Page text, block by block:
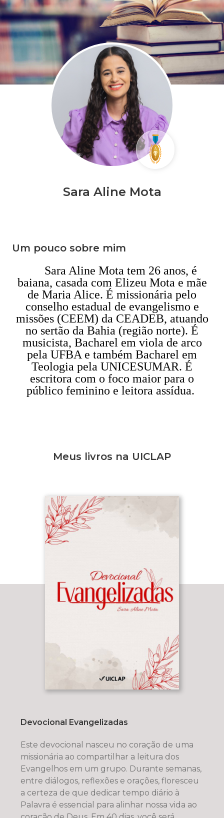
Sara Aline Mota
Um pouco sobre mim
Sara Aline Mota tem 26 anos, é
baiana, casada com Elizeu Mota e mãe
de Maria Alice. É missionária pelo
conselho estadual de evangelismo e
missões (CEEM) da CEADEB, atuando
no sertão da Bahia (região norte). É
musicista, Bacharel em viola de arco
pela UFBA e também Bacharel em
Teologia pela UNICESUMAR. É
escritora com o foco maior para o
público feminino e leitora assídua.
Meus livros na UICLAP
Devocional Evangelizadas
Este devocional nasceu no coração de uma
missionária ao compartilhar a leitura dos
Evangelhos em um grupo. Durante semanas,
entre diálogos, reflexões e orações, floresceu
a certeza de que dedicar tempo diário à
Palavra é essencial para alinhar nossa vida ao